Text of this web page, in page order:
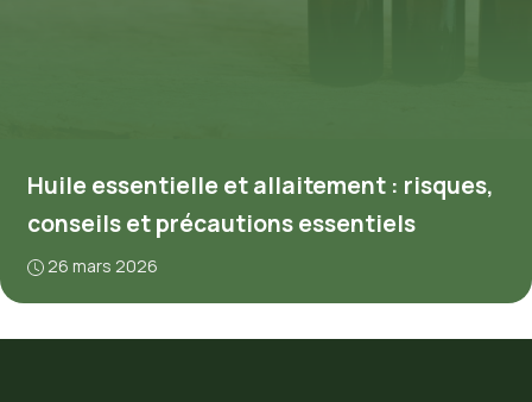
Huile essentielle et allaitement : risques,
conseils et précautions essentiels
26 mars 2026